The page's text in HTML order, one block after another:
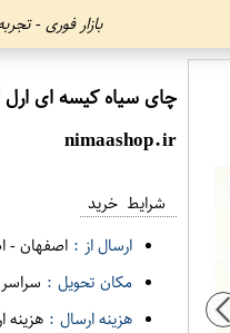
بازار فوری -
چای سیاه کیسه ای ارل گری بسته 20 عددی
nimaashop.ir
شرایط خرید
ارسال از : اصفهان-
مکان تحویل :
هزینه ارسال : هزینه